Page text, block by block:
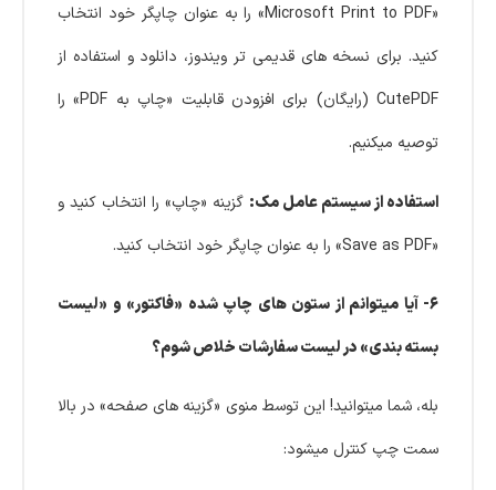
«Microsoft Print to PDF» را به عنوان چاپگر خود انتخاب
کنید. برای نسخه های قدیمی تر ویندوز، دانلود و استفاده از
CutePDF (رایگان) برای افزودن قابلیت «چاپ به PDF» را
توصیه میکنیم.
استفاده از سیستم عامل مک: گزینه «چاپ» را انتخاب کنید و
«Save as PDF» را به عنوان چاپگر خود انتخاب کنید.
۶- آیا میتوانم از ستون های چاپ شده «فاکتور» و «لیست
بسته بندی» در لیست سفارشات خلاص شوم؟
بله، شما میتوانید! این توسط منوی «گزینه های صفحه» در بالا
سمت چپ کنترل میشود: